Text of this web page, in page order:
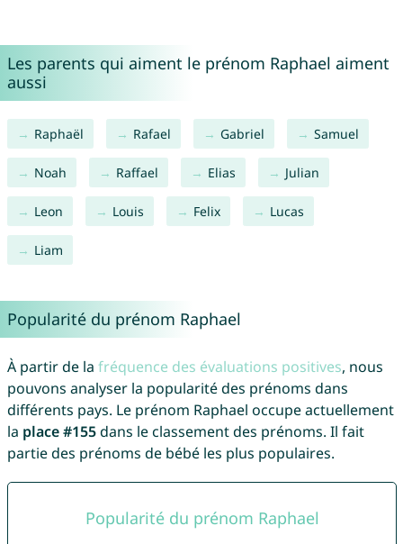
Les parents qui aiment le prénom Raphael aiment
aussi
Raphaël Rafael Gabriel Samuel
Noah Raffael Elias Julian
Leon Louis Felix Lucas
Liam
Popularité du prénom Raphael
À partir de la fréquence des évaluations positives, nous
pouvons analyser la popularité des prénoms dans
différents pays. Le prénom Raphael occupe actuellement
la place #155dans le classement des prénoms. Il fait
partie des prénoms de bébé les plus populaires.